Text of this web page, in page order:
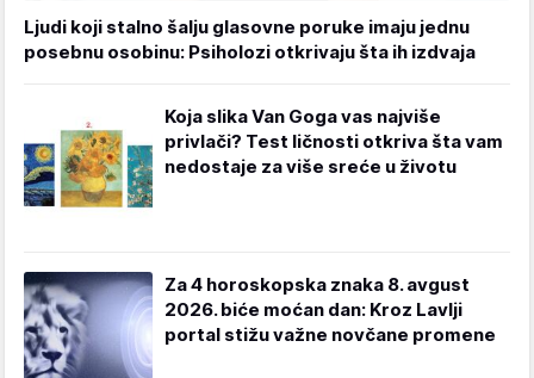
Ljudi koji stalno šalju glasovne poruke imaju jednu
posebnu osobinu: Psiholozi otkrivaju šta ih izdvaja
Koja slika Van Goga vas najviše
privlači? Test ličnosti otkriva šta vam
nedostaje za više sreće u životu
Za 4 horoskopska znaka 8. avgust
2026. biće moćan dan: Kroz Lavlji
portal stižu važne novčane promene